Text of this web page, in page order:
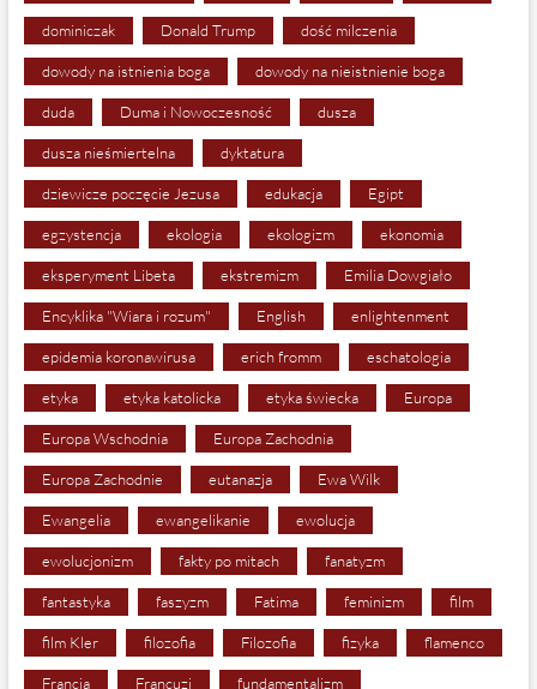
dominiczak Donald Trump dość milczenia
dowody na istnienia boga dowody na nieistnienie boga
duda Duma i Nowoczesność dusza
dusza nieśmiertelna dyktatura
dziewicze poczęcie Jezusa edukacja Egipt
egzystencja ekologia ekologizm ekonomia
eksperyment Libeta ekstremizm Emilia Dowgiało
Encyklika "Wiara i rozum" English enlightenment
epidemia koronawirusa erich fromm eschatologia
etyka etyka katolicka etyka świecka Europa
Europa Wschodnia Europa Zachodnia
Europa Zachodnie eutanazja Ewa Wilk
Ewangelia ewangelikanie ewolucja
ewolucjonizm fakty po mitach fanatyzm
fantastyka faszyzm Fatima feminizm film
film Kler filozofia Filozofia fizyka flamenco
Francja Francuzi fundamentalizm